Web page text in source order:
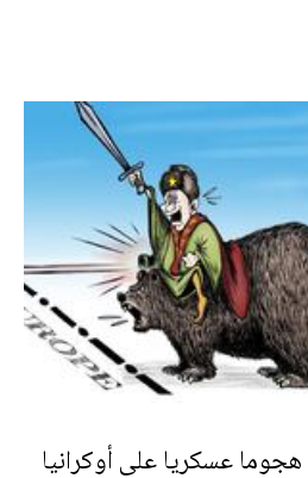
عسكريا على أوكرانيا